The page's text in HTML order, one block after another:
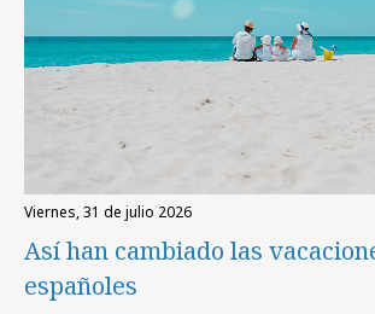
viernes, 31 de julio 2026
Así han cambiado las
españoles